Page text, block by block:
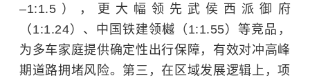
–1:1.5），更大幅领先武侯西派御府
（1:1.24）、中国铁建领樾（1:1.55）等竞品，
为多车家庭提供确定性出行保障，有效对冲高峰
期道路拥堵风险。第三，在区域发展逻辑上，项